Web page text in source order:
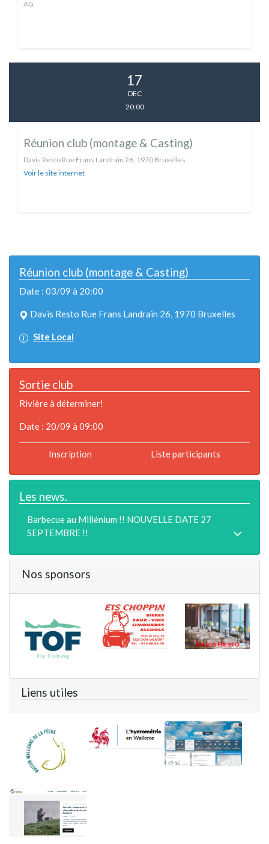
AG
17
DEC
20:00
Réunion club (montage & Casting)
Davis Resto Rue Frans Landrain 26, 1970 Bruxelles
Voir le site internet
Réunion club (montage & Casting)
Date : 03/09 à 20:00
Davis Resto Rue Frans Landrain 26, 1970 Bruxelles
Site Local
Sortie club
Rivière à déterminer!
Date : 20/09 à 09:00
Inscription Liste participants
Les news.
Barbecue au Millénium !! NOUVELLE DATE 27
SEPTEMBRE !!
Nos sponsors
Liens utiles